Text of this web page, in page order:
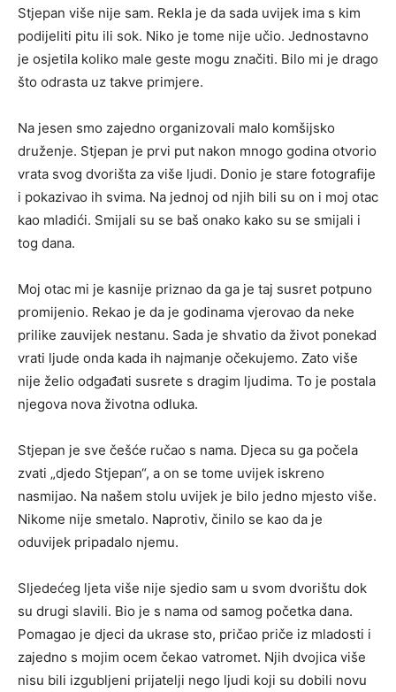
Stjepan više nije sam. Rekla je da sada uvijek ima s kim
podijeliti pitu ili sok. Niko je tome nije učio. Jednostavno
je osjetila koliko male geste mogu značiti. Bilo mi je drago
što odrasta uz takve primjere.
Na jesen smo zajedno organizovali malo komšijsko
druženje. Stjepan je prvi put nakon mnogo godina otvorio
vrata svog dvorišta za više ljudi. Donio je stare fotografije
i pokazivao ih svima. Na jednoj od njih bili su on i moj otac
kao mladići. Smijali su se baš onako kako su se smijali i
tog dana.
Moj otac mi je kasnije priznao da ga je taj susret potpuno
promijenio. Rekao je da je godinama vjerovao da neke
prilike zauvijek nestanu. Sada je shvatio da život ponekad
vrati ljude onda kada ih najmanje očekujemo. Zato više
nije želio odgađati susrete s dragim ljudima. To je postala
njegova nova životna odluka.
Stjepan je sve češće ručao s nama. Djeca su ga počela
zvati „djedo Stjepan“, a on se tome uvijek iskreno
nasmijao. Na našem stolu uvijek je bilo jedno mjesto više.
Nikome nije smetalo. Naprotiv, činilo se kao da je
oduvijek pripadalo njemu.
Sljedećeg ljeta više nije sjedio sam u svom dvorištu dok
su drugi slavili. Bio je s nama od samog početka dana.
Pomagao je djeci da ukrase sto, pričao priče iz mladosti i
zajedno s mojim ocem čekao vatromet. Njih dvojica više
nisu bili izgubljeni prijatelji nego ljudi koji su dobili novu